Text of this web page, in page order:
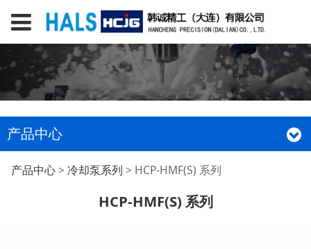
产品中心
HCP-HMF(S) 系列
产品中心> 冷却泵系列 > HCP-HMF(S) 系列
HCP-HMF(S) 系列